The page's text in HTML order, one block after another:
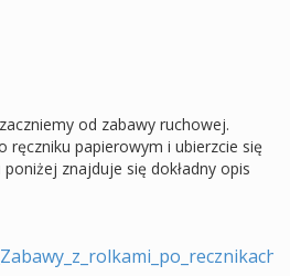
od zabawy ruchowej.
ręczniku papierowym i ubierzcie się
znajduje się dokładny opis